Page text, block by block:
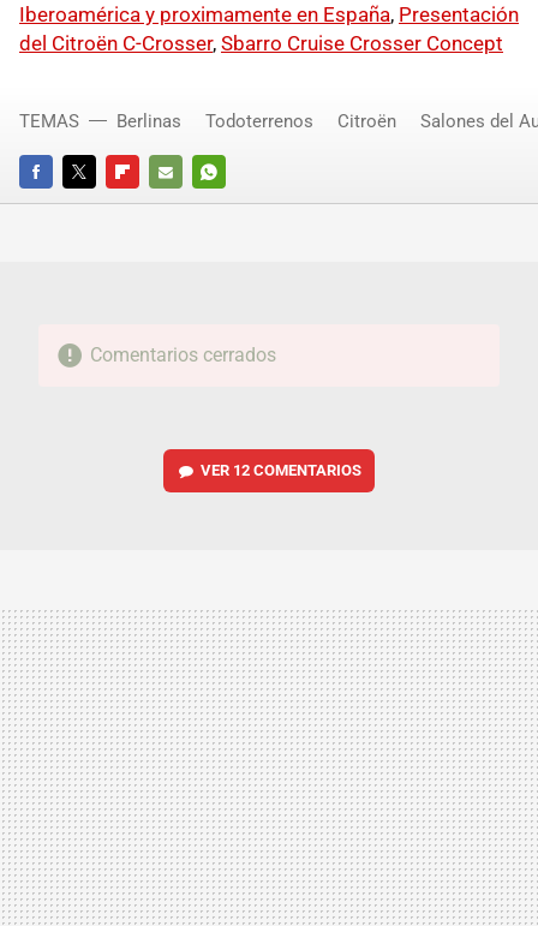
Iberoamérica y proximamente en España, Presentación
del Citroën C-Crosser, Sbarro Cruise Crosser Concept
FACEBOOKTWITTERFLIPBOARD
E-
WHATSAPP
TEMAS Berlinas Todoterrenos Citroën Salones del
Comentarios cerrados
VER 12 COMENTARIOS